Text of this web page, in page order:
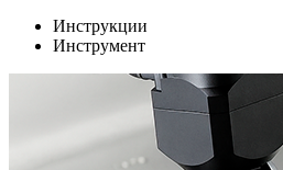
Инструкции
Инструмент